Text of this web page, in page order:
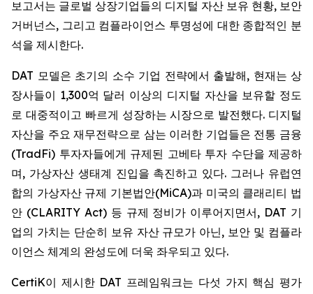
보고서는 글로벌 상장기업들의 디지털 자산 보유 현황, 보안
거버넌스, 그리고 컴플라이언스 투명성에 대한 종합적인 분
석을 제시한다.
DAT 모델은 초기의 소수 기업 전략에서 출발해, 현재는 상
장사들이 1,300억 달러 이상의 디지털 자산을 보유할 정도
로 대중적이고 빠르게 성장하는 시장으로 발전했다. 디지털
자산을 주요 재무전략으로 삼는 이러한 기업들은 전통 금융
(TradFi) 투자자들에게 규제된 고베타 투자 수단을 제공하
며, 가상자산 생태계 진입을 촉진하고 있다. 그러나 유럽연
합의 가상자산 규제 기본법안(MiCA)과 미국의 클래리티 법
안 (CLARITY Act) 등 규제 정비가 이루어지면서, DAT 기
업의 가치는 단순히 보유 자산 규모가 아닌, 보안 및 컴플라
이언스 체계의 완성도에 더욱 좌우되고 있다.
CertiK이 제시한 DAT 프레임워크는 다섯 가지 핵심 평가